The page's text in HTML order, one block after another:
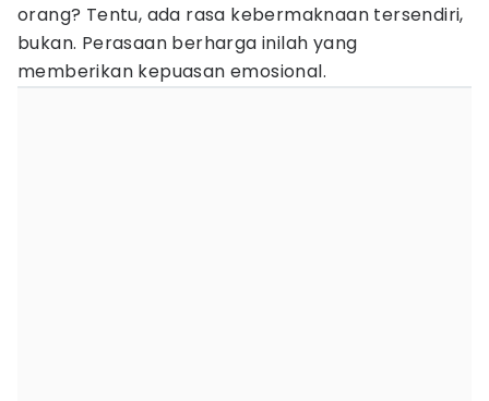
orang? Tentu, ada rasa kebermaknaan tersendiri,
bukan. Perasaan berharga inilah yang
memberikan kepuasan emosional.